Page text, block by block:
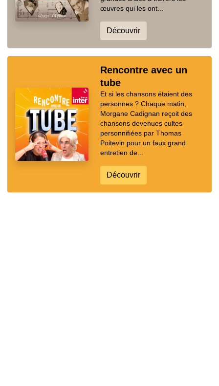
œuvres qui les ont...
Découvrir
Rencontre avec un
tube
Et si les chansons étaient des
personnes ? Chaque matin,
Morgane Cadignan reçoit des
chansons devenues cultes
personnifiées par Thomas
Poitevin pour un faux grand
entretien de...
Découvrir